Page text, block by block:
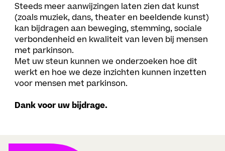
Steeds meer aanwijzingen laten zien dat kunst
(zoals muziek, dans, theater en beeldende kunst)
kan bijdragen aan beweging, stemming, sociale
verbondenheid en kwaliteit van leven bij mensen
met parkinson.
Met uw steun kunnen we onderzoeken hoe dit
werkt en hoe we deze inzichten kunnen inzetten
voor mensen met parkinson.
Dank voor uw bijdrage.